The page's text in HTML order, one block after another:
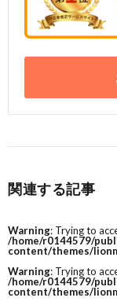
関連する記事
Warning: Trying to
/home/r0144579/
content/themes/
Warning: Trying to
/home/r0144579/
content/themes/